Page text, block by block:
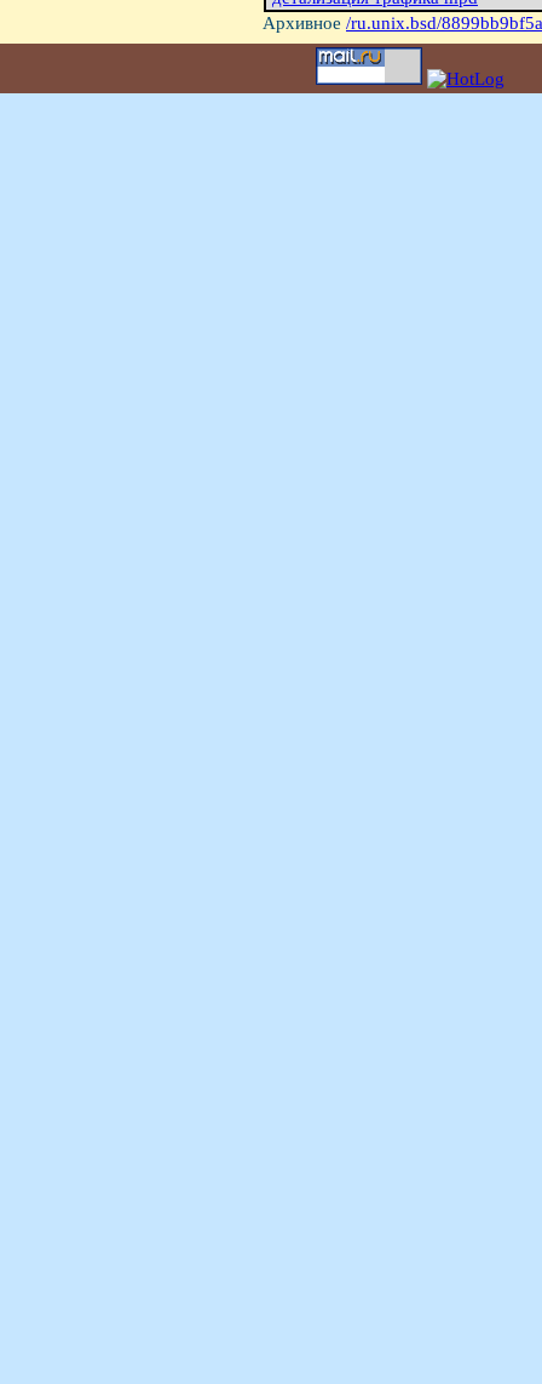
Архивное /ru.unix.bsd/